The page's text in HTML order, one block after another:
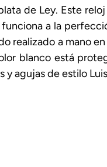
de Ley. Este
a la
realizado a mano
blanco está
agujas de estilo